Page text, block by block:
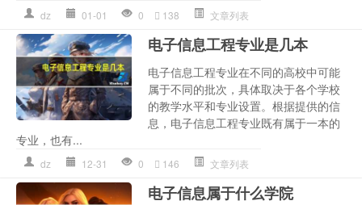
dz 01-01 0 138 文章列表
电子信息工程专业是几本
电子信息工程专业在不同的高校中可能
属于不同的批次，具体取决于各个学校
的教学水平和专业设置。根据提供的信
息，电子信息工程专业既有属于一本的
专业，也有...
dz 12-31 0 146 文章列表
电子信息属于什么学院